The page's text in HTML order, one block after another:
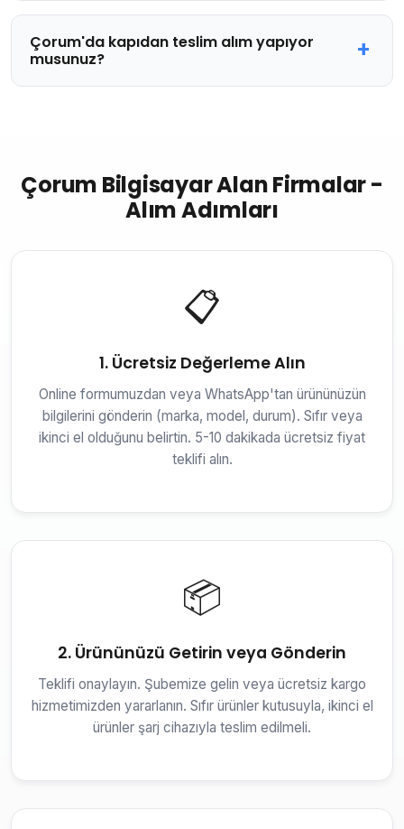
Çorum'da kapıdan teslim alım yapıyor
musunuz?
Çorum Bilgisayar Alan Firmalar -
Alım Adımları
📋
1. Ücretsiz Değerleme Alın
Online formumuzdan veya WhatsApp'tan ürününüzün
bilgilerini gönderin (marka, model, durum). Sıfır veya
ikinci el olduğunu belirtin. 5-10 dakikada ücretsiz fiyat
teklifi alın.
📦
2. Ürününüzü Getirin veya Gönderin
Teklifi onaylayın. Şubemize gelin veya ücretsiz kargo
hizmetimizden yararlanın. Sıfır ürünler kutusuyla, ikinci el
ürünler şarj cihazıyla teslim edilmeli.